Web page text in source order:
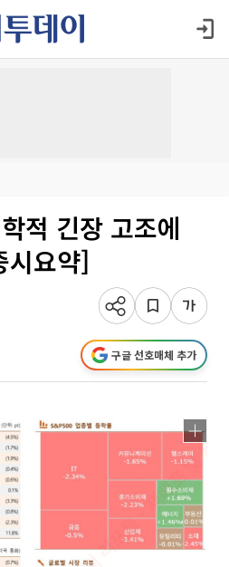
적 긴장 고조에
시요약]
구글 선호매체 추가